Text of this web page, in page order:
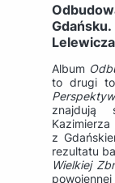
Lelewicza
Album
to drugi
znajdują
z
rezultatu
Wielkiej